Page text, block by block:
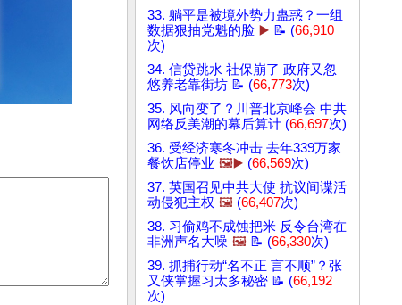
33. 躺平是被境外势力蛊惑？一组
数据狠抽党魁的脸 ▶️ 📝 (66,910
次)
34. 信贷跳水 社保崩了 政府又忽
悠养老靠街坊 📝 (66,773次)
35. 风向变了？川普北京峰会 中共
网络反美潮的幕后算计 (66,697次)
36. 受经济寒冬冲击 去年339万家
餐饮店停业 🖼️▶️ (66,569次)
37. 英国召见中共大使 抗议间谍活
动侵犯主权 🖼️ (66,407次)
38. 习偷鸡不成蚀把米 反令台湾在
非洲声名大噪 🖼️ 📝 (66,330次)
39. 抓捕行动“名不正 言不顺”？张
又侠掌握习太多秘密 📝 (66,192
次)